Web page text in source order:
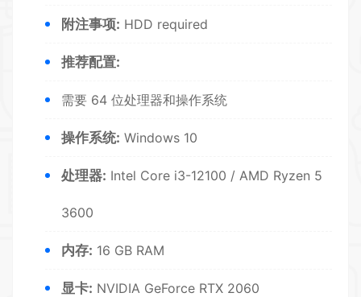
附注事项: HDD required
推荐配置:
需要 64 位处理器和操作系统
操作系统: Windows 10
处理器: Intel Core i3-12100 / AMD Ryzen 5
3600
内存: 16 GB RAM
显卡: NVIDIA GeForce RTX 2060